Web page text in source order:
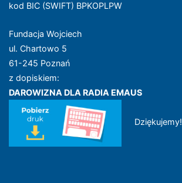
kod BIC (SWIFT) BPKOPLPW
Fundacja Wojciech
ul. Chartowo 5
61-245 Poznań
z dopiskiem:
DAROWIZNA DLA RADIA EMAUS
Dziękujemy!